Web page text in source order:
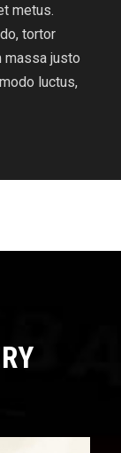
metus.
tortor
massa justo
luctus,